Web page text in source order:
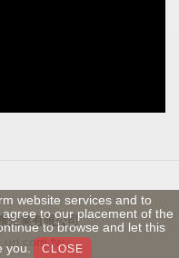
企業有限公司
website services and to
to our placement of the
to browse and let this
you.